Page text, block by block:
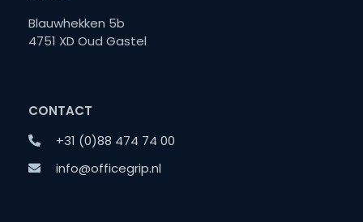
Blauwhekken 5b
4751 XD Oud Gastel
CONTACT
+31 (0)88 474 74 00
info@officegrip.nl